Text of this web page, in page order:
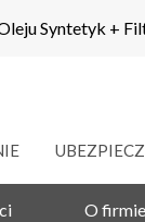
Syntetyk +
O firmie